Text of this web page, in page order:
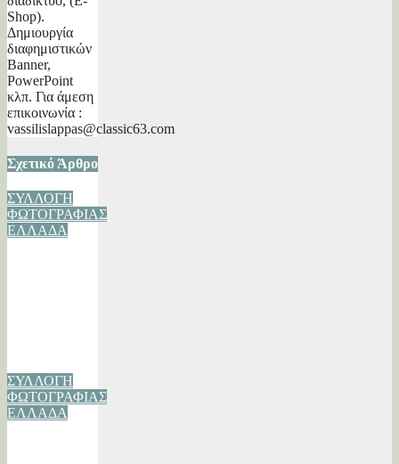
Shop).
Δημιουργία
διαφημιστικών
Banner,
PowerPoint
κλπ. Για άμεση
επικοινωνία :
vassilislappas@classic63.com
Σχετικό Άρθρο
ΣΥΛΛΟΓΗ
ΦΩΤΟΓΡΑΦΙΑΣ
ΕΛΛΑΔΑ
ΣΥΛΛΟΓΗ
ΦΩΤΟΓΡΑΦΙΑΣ
ΕΛΛΑΔΑ